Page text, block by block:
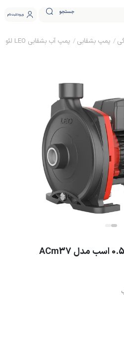
جستجو ورود ثبت نام
پمپ بشقابی پمپ آب بشقابی LEO لئو 0.5 اسب مدل ACm37